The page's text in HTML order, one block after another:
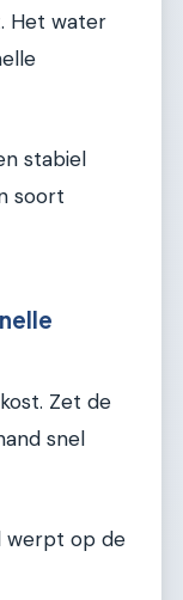
Het water
stabiel
soort
Zet de
snel
werpt op de